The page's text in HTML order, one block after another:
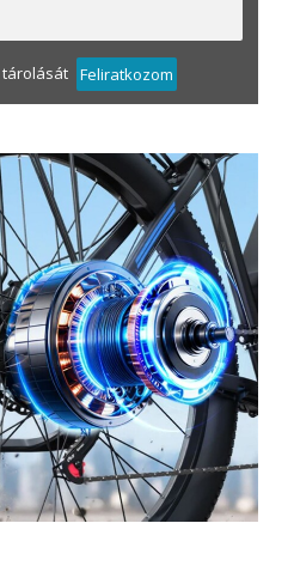
tárolását Feliratkozom